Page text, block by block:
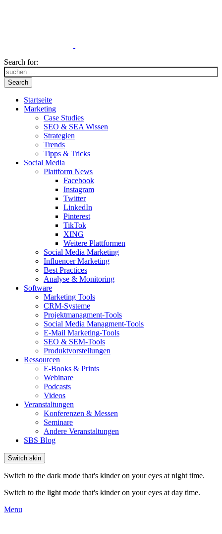
Search for:
Search
Startseite
Marketing
Case Studies
SEO & SEA Wissen
Strategien
Trends
Tipps & Tricks
Social Media
Plattform News
Facebook
Instagram
Twitter
LinkedIn
Pinterest
TikTok
XING
Weitere Plattformen
Social Media Marketing
Influencer Marketing
Best Practices
Analyse & Monitoring
Software
Marketing Tools
CRM-Systeme
Projektmanagment-Tools
Social Media Managment-Tools
E-Mail Marketing-Tools
SEO & SEM-Tools
Produktvorstellungen
Ressourcen
E-Books & Prints
Webinare
Podcasts
Videos
Veranstaltungen
Konferenzen & Messen
Seminare
Andere Veranstaltungen
SBS Blog
Switch skin
Switch to the dark mode that's kinder on your eyes at night time.
Switch to the light mode that's kinder on your eyes at day time.
Menu